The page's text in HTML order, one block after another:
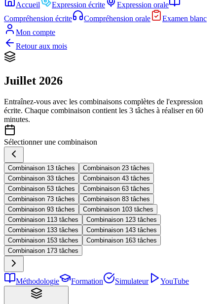
Accueil Expression écrite
Expression orale
Compréhension écrite
Compréhension orale
Examen blanc
Mon compte
Retour aux mois
Juillet 2026
Entraînez-vous avec les combinaisons complètes de l'expression
écrite. Chaque combinaison contient les 3 tâches à réaliser en 60
minutes.
Sélectionner une combinaison
Combinaison 1 3 tâches Combinaison 23 tâches
Combinaison 33 tâches Combinaison 43 tâches
Combinaison 53 tâches Combinaison 63 tâches
Combinaison 73 tâches Combinaison 83 tâches
Combinaison 93 tâches Combinaison 103 tâches
Combinaison 11 3 tâches Combinaison 123 tâches
Combinaison 133 tâches Combinaison 143 tâches
Combinaison 153 tâches Combinaison 163 tâches
Combinaison 173 tâches
Méthodologie Formation Simulateur YouTube